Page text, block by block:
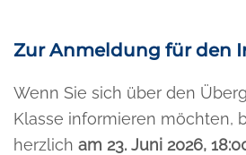
Zur Anmeldung für den
Wenn Sie sich über den
Klasse informieren möchten,
herzlich am 23. Juni 2026,